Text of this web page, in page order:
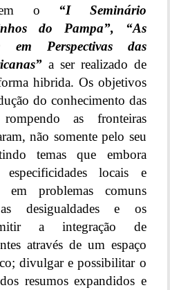
o “I Seminário
do Pampa”,
“As
em Perspectivas das
a ser realizado de
hibrida. Os objetivos
do conhecimento das
as fronteiras
não somente pelo seu
temas que embora
especificidades locais e
em problemas comuns
desigualdades e os
a integração de
através de um espaço
divulgar e possibilitar o
resumos expandidos e